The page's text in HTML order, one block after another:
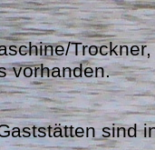
vorhanden.
sind